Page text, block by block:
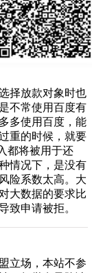
择放款对象时也
不常使用百度有
多使用百度，能
重的时候，就要
都将被用于还
情况下，是没有
险系数太高。大
大数据的要求比
致申请被拒。
立场，本站不参